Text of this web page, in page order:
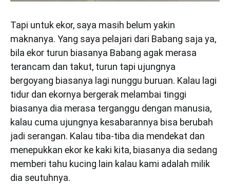
Tapi untuk ekor, saya masih belum yakin
maknanya. Yang saya pelajari dari Babang saja ya,
bila ekor turun biasanya Babang agak merasa
terancam dan takut, turun tapi ujungnya
bergoyang biasanya lagi nunggu buruan. Kalau lagi
tidur dan ekornya bergerak melambai tinggi
biasanya dia merasa terganggu dengan manusia,
kalau cuma ujungnya kesabarannya bisa berubah
jadi serangan. Kalau tiba-tiba dia mendekat dan
menepukkan ekor ke kaki kita, biasanya dia sedang
memberi tahu kucing lain kalau kami adalah milik
dia seutuhnya.